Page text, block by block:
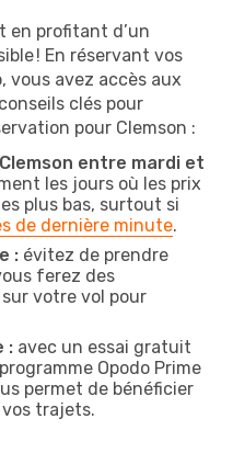
en profitant d’un
! En réservant vos
vous avez accès aux
clés pour
pour Clemson :
entre mardi et
les jours où les prix
plus bas, surtout si
de dernière minute.
: évitez de prendre
ferez des
votre vol pour
: avec un essai gratuit
Opodo Prime
permet de bénéficier
vos trajets.